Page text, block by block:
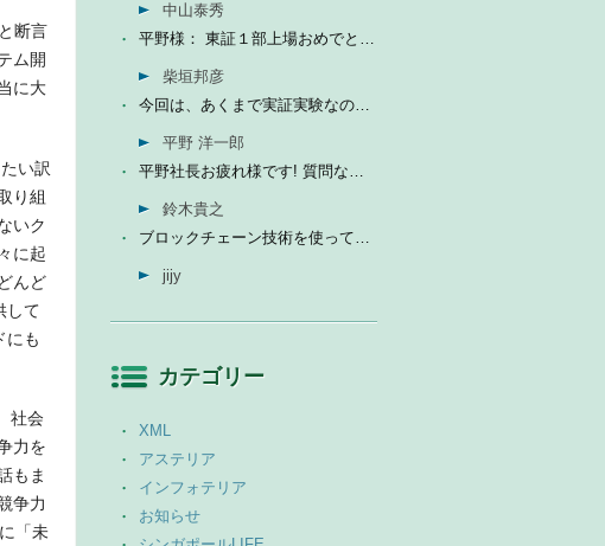
断言
ム開
に大
い訳
り組
いク
に起
んど
して
にも
社会
力を
もま
争力
「未
中山泰秀
平野様： 東証１部上場おめでとうございます。ひとえに平...
柴垣邦彦
今回は、あくまで実証実験なので、当社の売上に関しては未定...
平野 洋一郎
平野社長お疲れ様です! 質問なんですが、インフォテリアはソ...
鈴木貴之
ブロックチェーン技術を使って、現状それなりに触れる機会が...
jijy
カテゴリー
XML
アステリア
インフォテリア
お知らせ